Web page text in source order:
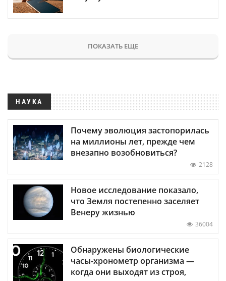
ПОКАЗАТЬ ЕЩЕ
НАУКА
Почему эволюция застопорилась
на миллионы лет, прежде чем
внезапно возобновиться?
2128
Новое исследование показало,
что Земля постепенно заселяет
Венеру жизнью
36004
Обнаружены биологические
часы-хронометр организма —
когда они выходят из строя,